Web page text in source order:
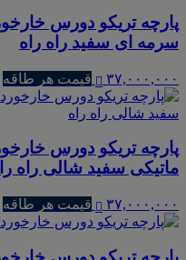
پارچه تریکو دورس
سرمه ای سفید راه راه
۳۷,۰۰۰,۰۰۰ قیمت هر طاقه
پارچه تریکو دورس
ماتیکی سفید شالی راه
۳۷,۰۰۰,۰۰۰ قیمت هر طاقه